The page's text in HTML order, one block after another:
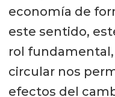
economía de
este sentido,
rol
circular nos
efectos del